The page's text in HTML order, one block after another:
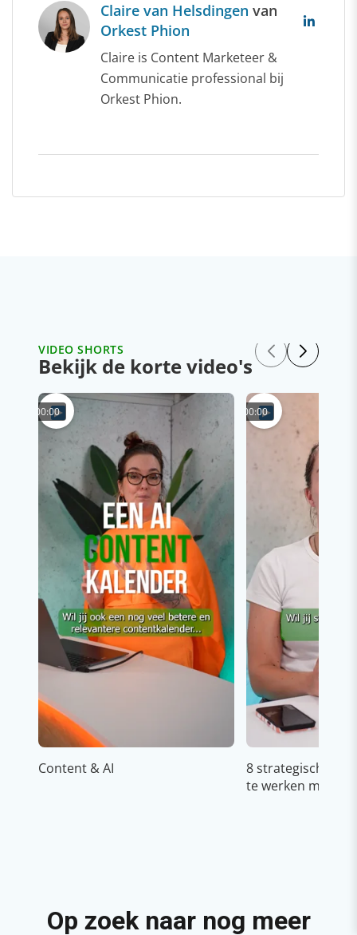
Claire van Helsdingen van
Orkest Phion
Claire is Content Marketeer &
Communicatie professional bij
Orkest Phion.
VIDEO SHORTS
Bekijk de korte video's
00:00
Content & AI
00:00
8 strategische
te werken met
Op zoek naar nog meer